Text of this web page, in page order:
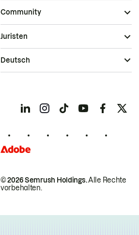
Community
© 2026 Semrush Holdings.Alle Rechte
vorbehalten.
Juristen
Deutsch